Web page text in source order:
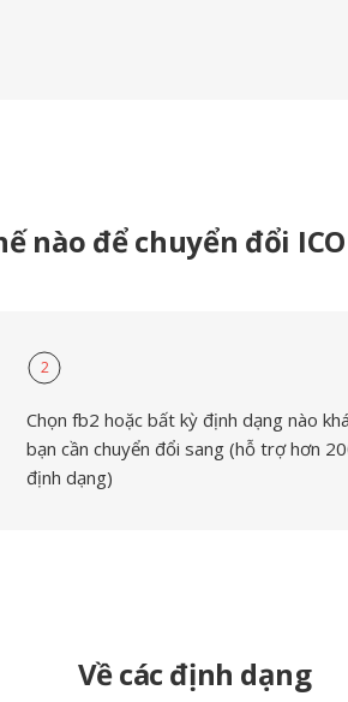
nào để chuyển đổi
2
Chọn fb2 hoặc bất kỳ định dạng nào
bạn cần chuyển đổi sang (hỗ trợ hơn
định dạng)
Về các định dạng